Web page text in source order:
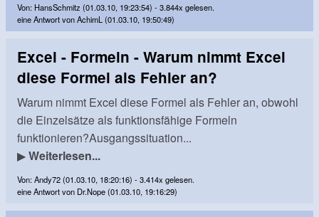
Von: HansSchmitz (01.03.10, 19:23:54) - 3.844x gelesen.
eine Antwort von AchimL (01.03.10, 19:50:49)
Excel - Formeln - Warum nimmt Excel
diese Formel als Fehler an?
Warum nimmt Excel diese Formel als Fehler an, obwohl
die Einzelsätze als funktionsfähige Formeln
funktionieren?Ausgangssituation...
▶Weiterlesen...
Von: Andy72 (01.03.10, 18:20:16) - 3.414x gelesen.
eine Antwort von Dr.Nope (01.03.10, 19:16:29)